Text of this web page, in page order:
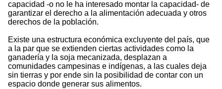
capacidad -o no le ha interesado montar la capacidad- de
garantizar el derecho a la alimentación adecuada y otros
derechos de la población.
Existe una estructura económica excluyente del país, que
a la par que se extienden ciertas actividades como la
ganadería y la soja mecanizada, desplazan a
comunidades campesinas e indígenas, a las cuales deja
sin tierras y por ende sin la posibilidad de contar con un
espacio donde generar sus alimentos.